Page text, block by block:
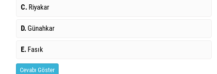
C. Riyakar
D.Günahkar
E. Fasık
Cevabı Göster